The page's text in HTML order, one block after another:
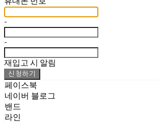
-
-
재입고 시 알림
신청하기
페이스북
네이버 블로그
밴드
라인